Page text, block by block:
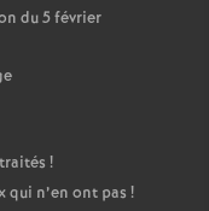
du 5 février
!
qui n’en ont pas !